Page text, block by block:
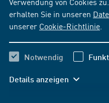
erhalten Sie in unseren
unserer Cookie-Richtlinie
Notwendig
Details anzeigen